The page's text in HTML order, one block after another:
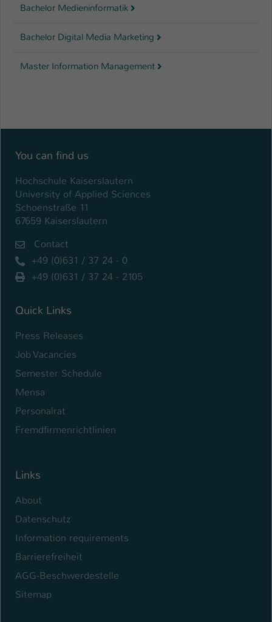
Bachelor Medieninformatik
Bachelor Digital Media Marketing
Master Information Management
You can find us
Hochschule Kaiserslautern
University of Applied Sciences
Schoenstraße 11
67659 Kaiserslautern
Contact
+49 (0)631 / 37 24 - 0
+49 (0)631 / 37 24 - 2105
Quick Links
Press Releases
Job Vacancies
Semester Schedule
Mensa
Personalrat
Fremdfirmenrichtlinien
Links
About
Datenschutz
Information requirements
Barrierefreiheit
AGG-Beschwerdestelle
Sitemap